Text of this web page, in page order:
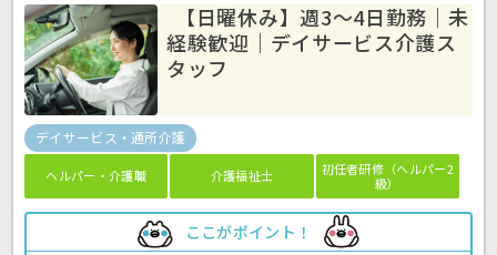
【日曜休み】週3～4日勤務｜未
経験歓迎｜デイサービス介護ス
タッフ
デイサービス・通所介護
ヘルパー・介護職 介護福祉士
初任者研修（ヘルパー2
級）
ここがポイント！